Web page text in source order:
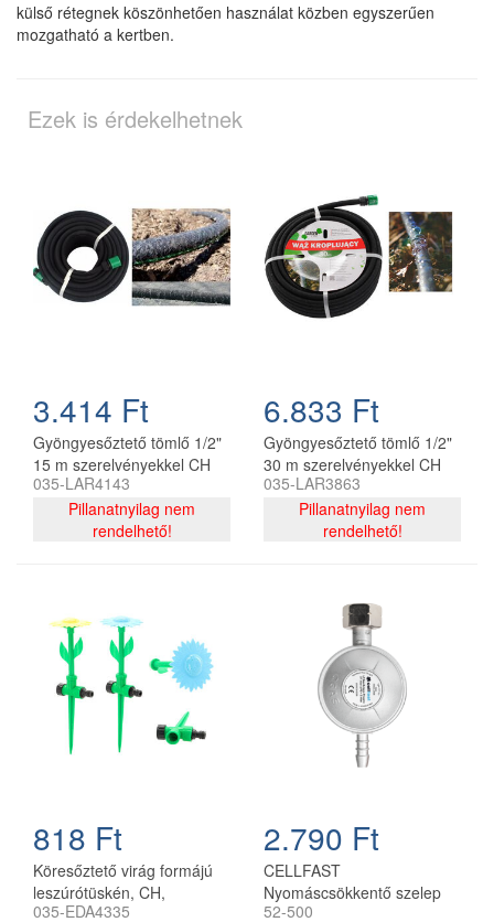
külső rétegnek köszönhetően használat közben egyszerűen
mozgatható a kertben.
Ezek is érdekelhetnek
3.414 Ft
Gyöngyesőztető tömlő 1/2"
15 m szerelvényekkel CH
035-LAR4143
Pillanatnyilag nem
rendelhető!
6.833 Ft
Gyöngyesőztető tömlő 1/2"
30 m szerelvényekkel CH
035-LAR3863
Pillanatnyilag nem
rendelhető!
818 Ft
Köresőztető virág formájú
leszúrótüskén, CH,
5900779884335
035-EDA4335
2.790 Ft
CELLFAST
Nyomáscsökkentő szelep
52-500